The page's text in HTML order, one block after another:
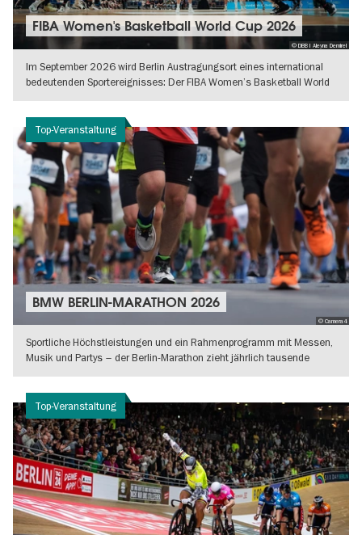
© DBB I Aleyna Demirel
FIBA Women's Basketball World Cup 2026
Im September 2026 wird Berlin Austragungsort eines international
bedeutenden Sportereignisses: Der FIBA Women’s Basketball World
Top-Veranstaltung
© Camera4
BMW BERLIN-MARATHON 2026
Sportliche Höchstleistungen und ein Rahmenprogramm mit Messen,
Musik und Partys – der Berlin-Marathon zieht jährlich tausende
Top-Veranstaltung